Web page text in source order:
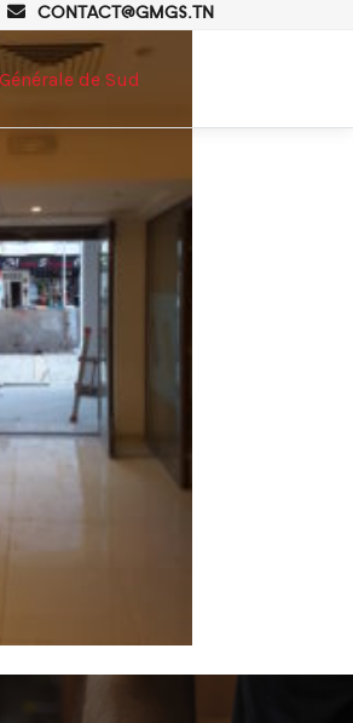
CONTACT@GMGS.TN